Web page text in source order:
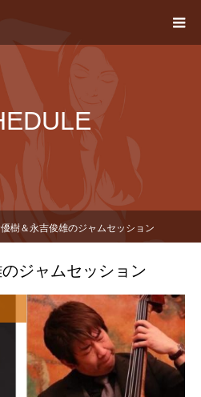
樹＆永吉俊雄のジャムセッション
ジャムセッション